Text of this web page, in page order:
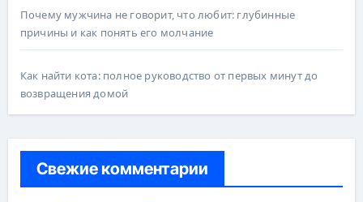
Почему мужчина не говорит, что любит: глубинные
причины и как понять его молчание
Как найти кота: полное руководство от первых минут до
возвращения домой
Свежие комментарии